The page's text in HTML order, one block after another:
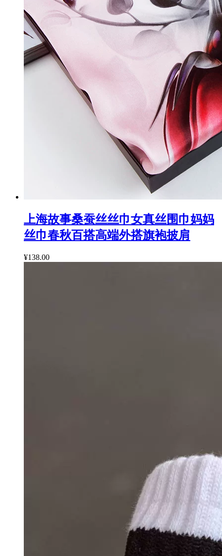
上海故事桑蚕丝丝巾女真丝围巾妈妈
丝巾春秋百搭高端外搭旗袍披肩
¥138.00